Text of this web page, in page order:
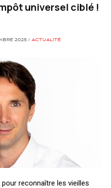
universel ciblé !
2025 / ACTUALITÉ
reconnaître les vieilles